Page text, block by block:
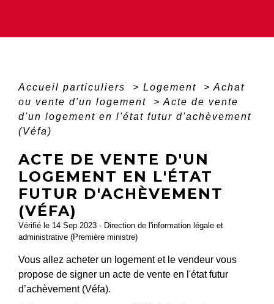
Accueil particuliers > Logement > Achat
ou vente d'un logement
> Acte de vente
d'un logement en l'état futur d'achèvement
(Véfa)
ACTE DE VENTE D'UN
LOGEMENT EN L'ÉTAT
FUTUR D'ACHÈVEMENT
(VÉFA)
Vérifié le 14 Sep 2023 - Direction de l'information légale et
administrative (Première ministre)
Vous allez acheter un logement et le vendeur vous
propose de signer un acte de vente en l'état futur
d’achèvement (Véfa).